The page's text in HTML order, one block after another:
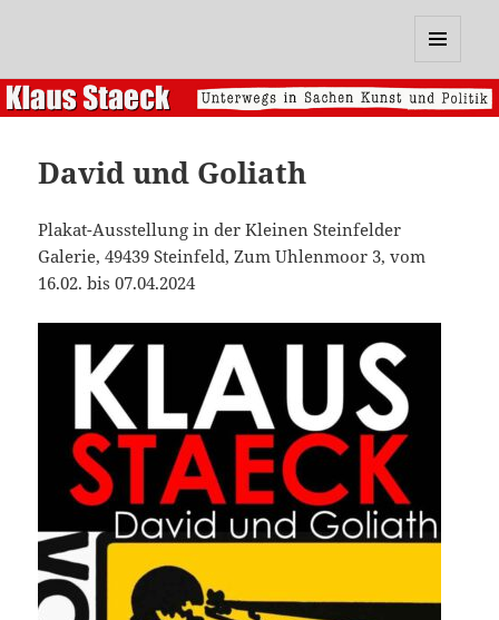
UND
WIDGETS
David und Goliath
Plakat-Ausstellung in der Kleinen Steinfelder
Galerie, 49439 Steinfeld, Zum Uhlenmoor 3, vom
16.02. bis 07.04.2024